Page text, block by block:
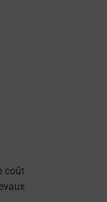
coût